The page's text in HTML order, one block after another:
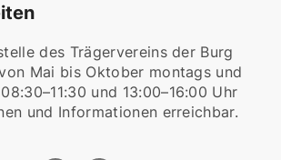
des Trägervereins der Burg
Mai bis Oktober montags und
und 13:00–16:00 Uhr
und Informationen erreichbar.